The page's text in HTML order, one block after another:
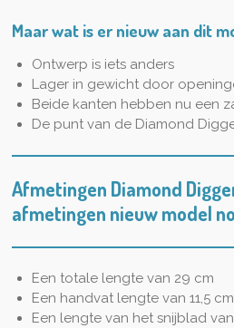
Maar wat is er nieuw aan dit
Ontwerp is iets anders
Lager in gewicht door
Beide kanten hebben nu een
De punt van de Diamond
Afmetingen Diamond
afmetingen nieuw model
Een totale lengte van 29 cm
Een handvat lengte van 11,5 cm
Een lengte van het snijblad van